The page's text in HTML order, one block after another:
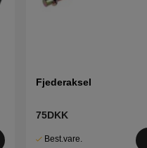
Fjederaksel
75DKK
Best.vare.